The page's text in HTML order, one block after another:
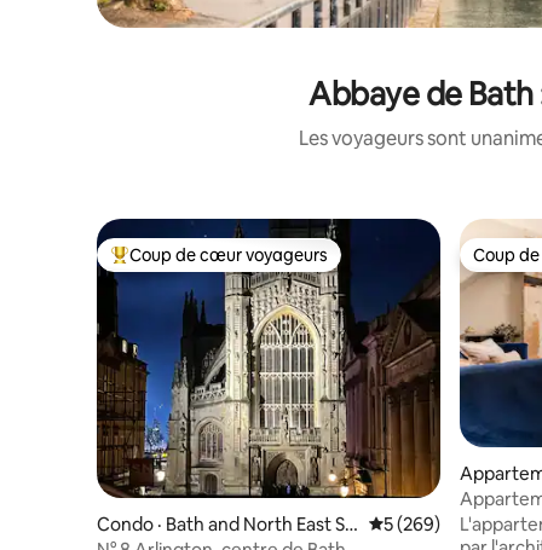
Abbaye de Bath
Les voyageurs sont
Coup de cœur voyageurs parmi les plus aimés
Coup de cœur voyageurs
Condo · Bath and North East So Note moyenne de 5
5 (269)
Coup
Coup
rth East